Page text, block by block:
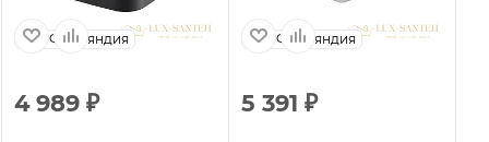
Финляндия
4 989 ₽
Финляндия
5 391 ₽